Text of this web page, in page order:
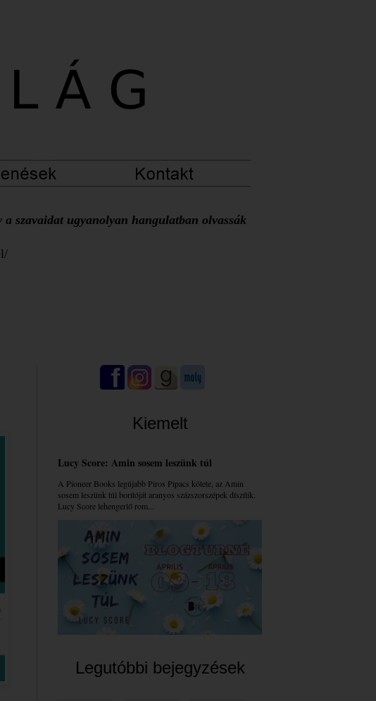
szavaidat ugyanolyan hangulatban olvassák
Kiemelt
Lucy Score: Amin sosem leszünk túl
A Pioneer Books legújabb Piros Pipacs kötete, az Amin
sosem leszünk túl borítóját aranyos százszorszépek díszítik.
Lucy Score lehengerlő rom...
Legutóbbi bejegyzések